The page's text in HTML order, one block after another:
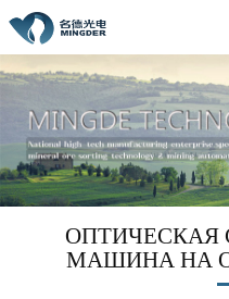
ОПТИЧЕСКАЯ
МАШИНА НА